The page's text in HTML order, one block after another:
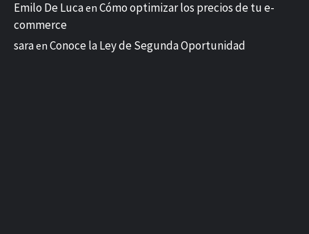
Emilo De Lucaen Cómo optimizar los precios de tu e-
commerce
saraen Conoce la Ley de Segunda Oportunidad